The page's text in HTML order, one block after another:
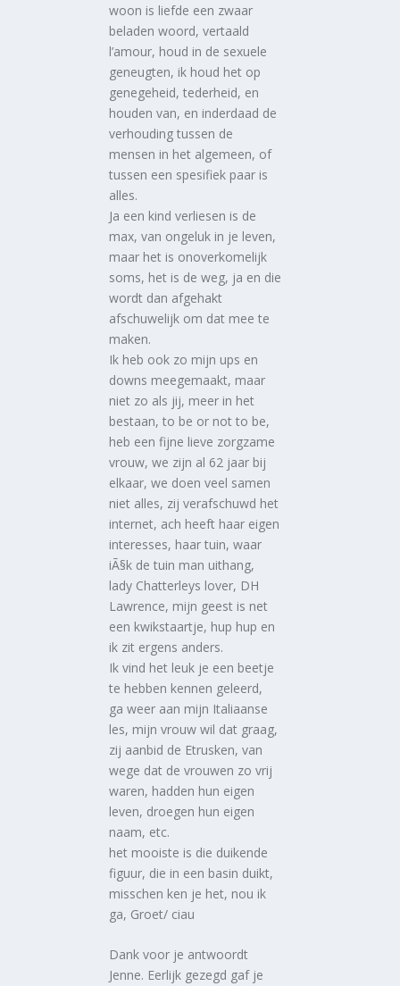
woon is liefde een zwaar
beladen woord, vertaald
l’amour, houd in de sexuele
geneugten, ik houd het op
genegeheid, tederheid, en
houden van, en inderdaad de
verhouding tussen de
mensen in het algemeen, of
tussen een spesifiek paar is
alles.
Ja een kind verliesen is de
max, van ongeluk in je leven,
maar het is onoverkomelijk
soms, het is de weg, ja en die
wordt dan afgehakt
afschuwelijk om dat mee te
maken.
Ik heb ook zo mijn ups en
downs meegemaakt, maar
niet zo als jij, meer in het
bestaan, to be or not to be,
heb een fijne lieve zorgzame
vrouw, we zijn al 62 jaar bij
elkaar, we doen veel samen
niet alles, zij verafschuwd het
internet, ach heeft haar eigen
interesses, haar tuin, waar
iÃ§k de tuin man uithang,
lady Chatterleys lover, DH
Lawrence, mijn geest is net
een kwikstaartje, hup hup en
ik zit ergens anders.
Ik vind het leuk je een beetje
te hebben kennen geleerd,
ga weer aan mijn Italiaanse
les, mijn vrouw wil dat graag,
zij aanbid de Etrusken, van
wege dat de vrouwen zo vrij
waren, hadden hun eigen
leven, droegen hun eigen
naam, etc.
het mooiste is die duikende
figuur, die in een basin duikt,
misschen ken je het, nou ik
ga, Groet/ ciau
Dank voor je antwoordt
Jenne. Eerlijk gezegd gaf je